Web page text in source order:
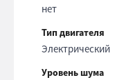
нет
Тип двигателя
Электрический
Уровень шума